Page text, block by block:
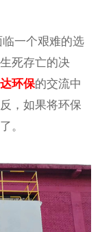
一个艰难的选
死存亡的决
环保的交流中
，如果将环保
。